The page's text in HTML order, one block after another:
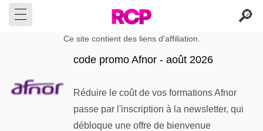
Ce site contient des liens d'affiliation.
code promo Afnor - août 2026
Réduire le coût de vos formations Afnor
passe par l'inscription à la newsletter, qui
débloque une offre de bienvenue